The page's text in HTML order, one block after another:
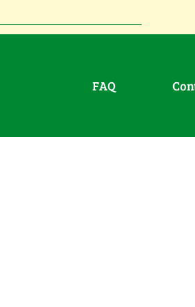
FAQ